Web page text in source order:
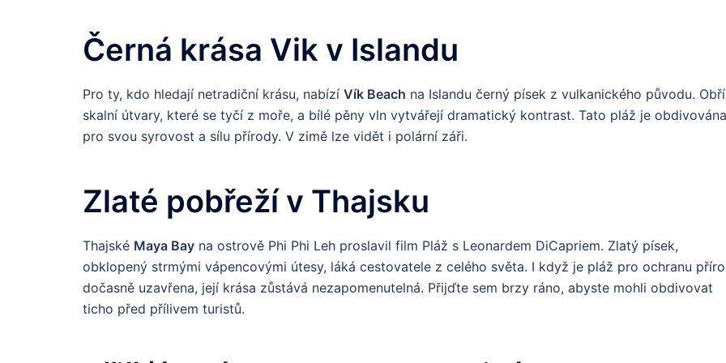
Černá krása Vik v Islandu
Pro ty, kdo hledají netradiční krásu, nabízí Vík Beach na Islandu černý písek z vulkanického původu. Obří
skalní útvary, které se tyčí z moře, a bílé pěny vln vytvářejí dramatický kontrast. Tato pláž je obdivována
pro svou syrovost a sílu přírody. V zimě lze vidět i polární záři.
Zlaté pobřeží v Thajsku
Thajské Maya Bay na ostrově Phi Phi Leh proslavil film Pláž s Leonardem DiCapriem. Zlatý písek,
obklopený strmými vápencovými útesy, láká cestovatele z celého světa. I když je pláž pro ochranu
dočasně uzavřena, její krása zůstává nezapomenutelná. Přijďte sem brzy ráno, abyste mohli obdivovat
ticho před přílivem turistů.